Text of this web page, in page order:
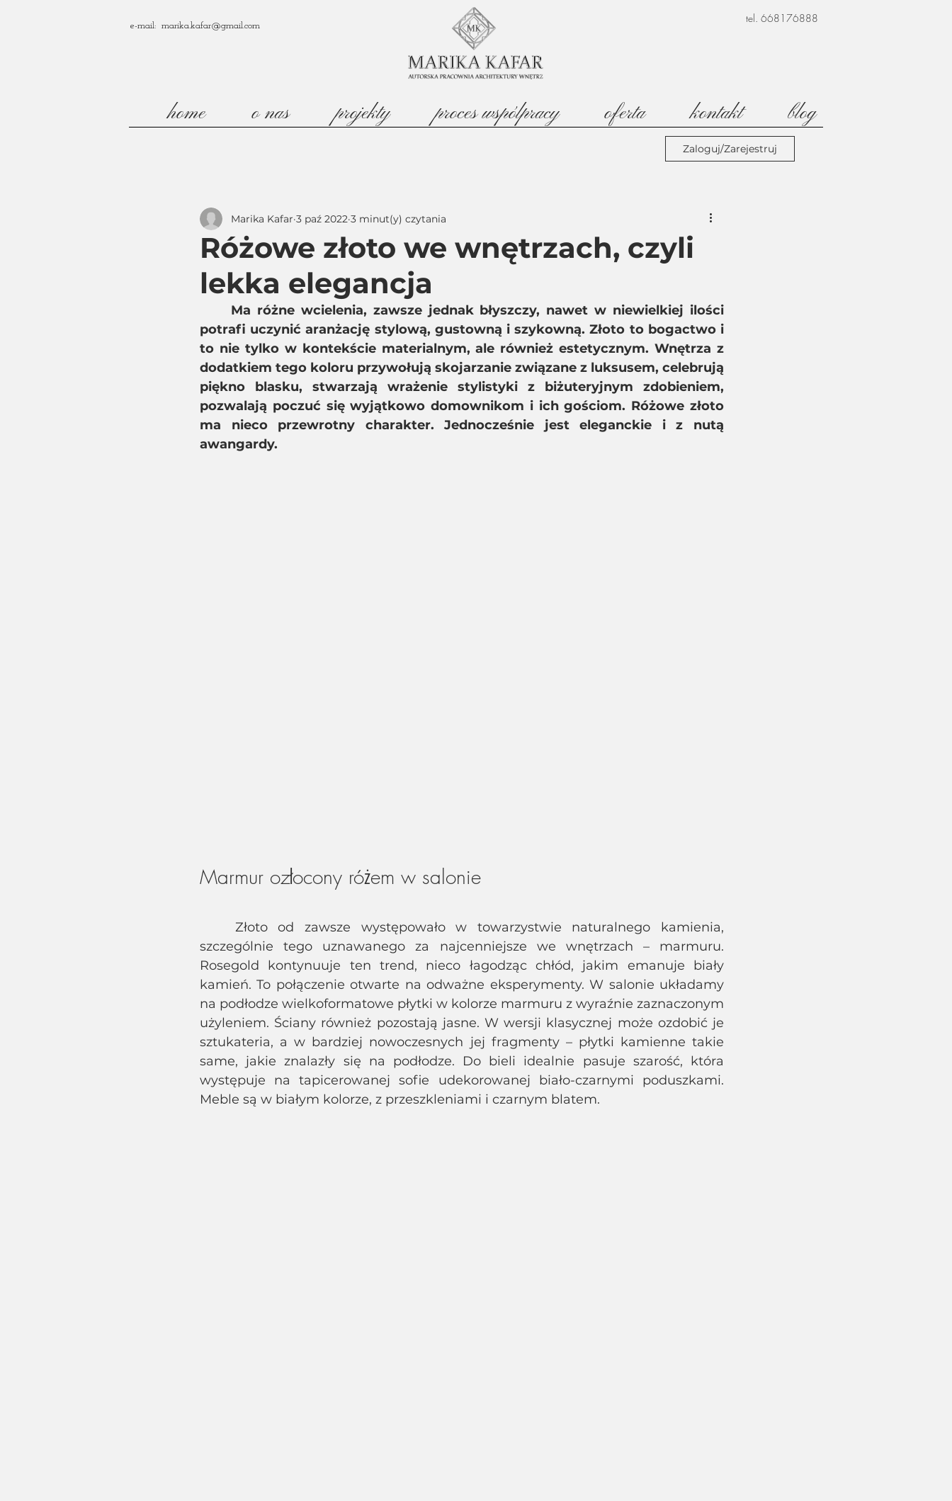
e-mail: marika.kafar@gmail.com
tel. 668176888
home o nas projekty proces wspólpracy oferta kontakt blog
Zaloguj/Zarejestruj
Różowe złoto we wnętrzach, czyli
lekka elegancja
Marika Kafar 3 paź 2022 3 minut(y) czytania
Ma różne wcielenia, zawsze jednak błyszczy, nawet w niewielkiej ilości
potrafi uczynić aranżację stylową, gustowną i szykowną. Złoto to bogactwo i
to nie tylko w kontekście materialnym, ale również estetycznym. Wnętrza z
dodatkiem tego koloru przywołują skojarzanie związane z luksusem, celebrują
piękno blasku, stwarzają wrażenie stylistyki z biżuteryjnym zdobieniem,
pozwalają poczuć się wyjątkowo domownikom i ich gościom. Różowe złoto
ma nieco przewrotny charakter. Jednocześnie jest eleganckie i z nutą
awangardy.
Marmur ozłocony różem w salonie
szczególnie tego uznawanego za najcenniejsze we wnętrzach – marmuru.
Rosegold kontynuuje ten trend, nieco łagodząc chłód, jakim emanuje biały
kamień. To połączenie otwarte na odważne eksperymenty. W salonie układamy
na podłodze wielkoformatowe płytki w kolorze marmuru z wyraźnie zaznaczonym
użyleniem. Ściany również pozostają jasne. W wersji klasycznej może ozdobić je
sztukateria, a w bardziej nowoczesnych jej fragmenty – płytki kamienne takie
same, jakie znalazły się na podłodze. Do bieli idealnie pasuje szarość, która
występuje na tapicerowanej sofie udekorowanej biało-czarnymi poduszkami.
Meble są w białym kolorze, z przeszkleniami i czarnym blatem.